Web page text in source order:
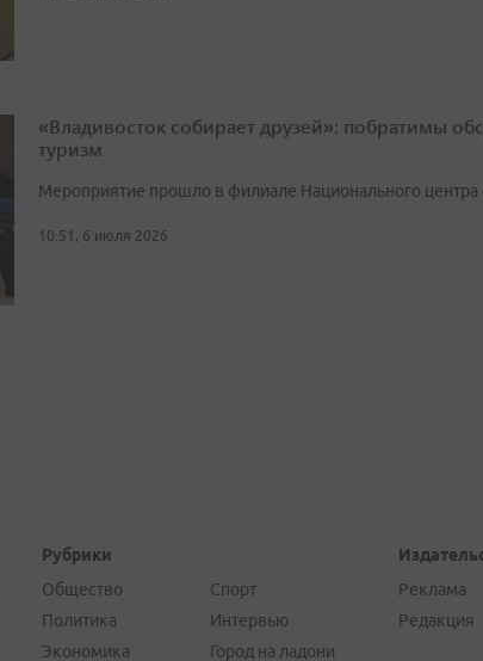
«Владивосток собирает друзей»: побратимы
туризм
Мероприятие прошло в филиале Национального центра
10:51, 6 июля 2026
Рубрики
Общество
Политика
Экономика
Спорт
Интервью
Город на ладони
Реклама
Редакция